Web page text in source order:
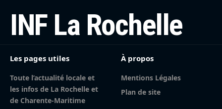
INF La Rochelle
Les pages utiles
Toute l’actualité locale et
les infos de La Rochelle et
de Charente-Maritime
À propos
Mentions Légales
Plan de site